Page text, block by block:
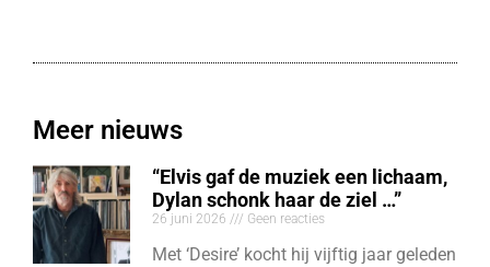
Meer nieuws
“Elvis gaf de muziek een lichaam,
Dylan schonk haar de ziel …”
26 juni 2026 Geen reacties
Met ‘Desire’ kocht hij vijftig jaar geleden